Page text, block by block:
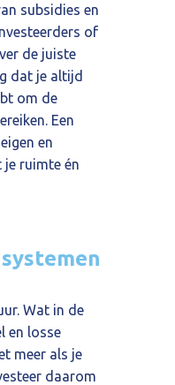
subsidies en
of
de juiste
dat je altijd
om de
Een
en
je ruimte én
Wat in de
en losse
meer als je
daarom